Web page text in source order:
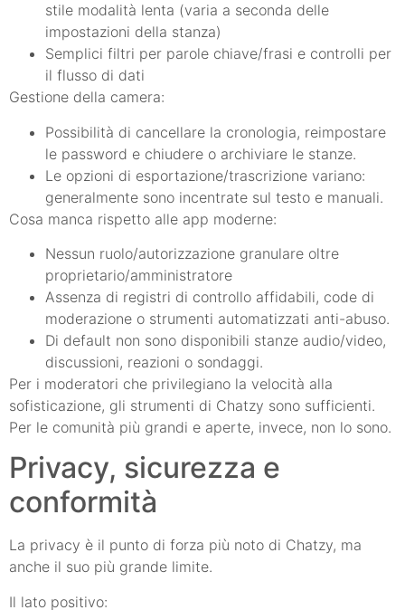
stile modalità lenta (varia a seconda delle
impostazioni della stanza)
Semplici filtri per parole chiave/frasi e controlli per
il flusso di dati
Gestione della camera:
Possibilità di cancellare la cronologia, reimpostare
le password e chiudere o archiviare le stanze.
Le opzioni di esportazione/trascrizione variano:
generalmente sono incentrate sul testo e manuali.
Cosa manca rispetto alle app moderne:
Nessun ruolo/autorizzazione granulare oltre
proprietario/amministratore
Assenza di registri di controllo affidabili, code di
moderazione o strumenti automatizzati anti-abuso.
Di default non sono disponibili stanze audio/video,
discussioni, reazioni o sondaggi.
Per i moderatori che privilegiano la velocità alla
sofisticazione, gli strumenti di Chatzy sono sufficienti.
Per le comunità più grandi e aperte, invece, non lo sono.
Privacy, sicurezza e
conformità
La privacy è il punto di forza più noto di Chatzy, ma
anche il suo più grande limite.
Il lato positivo: